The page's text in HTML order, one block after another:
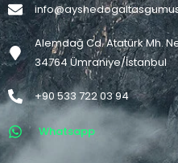
Alemdağ Cd. Atatürk Mh.
34764 Ümraniye/İstanbul
+90 533 722 03 94
Whatsapp